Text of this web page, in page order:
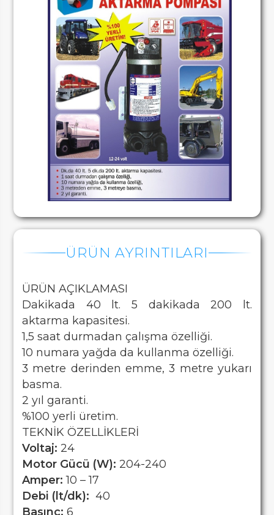
ÜRÜN AYRINTILARI
ÜRÜN AÇIKLAMASI
Dakikada 40 lt. 5 dakikada 200 lt.
aktarma kapasitesi.
1,5 saat durmadan çalışma özelliği.
10 numara yağda da kullanma özelliği.
3 metre derinden emme, 3 metre yukarı
basma.
2 yıl garanti.
%100 yerli üretim.
TEKNİK ÖZELLİKLERİ
Voltaj: 24
Motor Gücü (W): 204-240
Amper: 10 – 17
Debi (lt/dk): 40
Basınç: 6